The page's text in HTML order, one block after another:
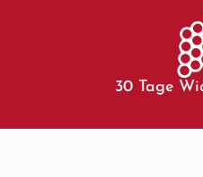
30 Tage